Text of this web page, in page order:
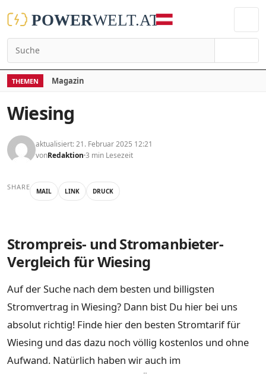
THEMEN Magazin
Wiesing
aktualisiert: 21. Februar 2025 12:21
vonRedaktion 3 min Lesezeit
SHARE MAIL LINK DRUCK
Strompreis- und Stromanbieter-
Vergleich für Wiesing
Auf der Suche nach dem besten und billigsten
Stromvertrag in Wiesing? Dann bist Du hier bei uns
absolut richtig! Finde hier den besten Stromtarif für
Wiesing und das dazu noch völlig kostenlos und ohne
Aufwand. Natürlich haben wir auch im